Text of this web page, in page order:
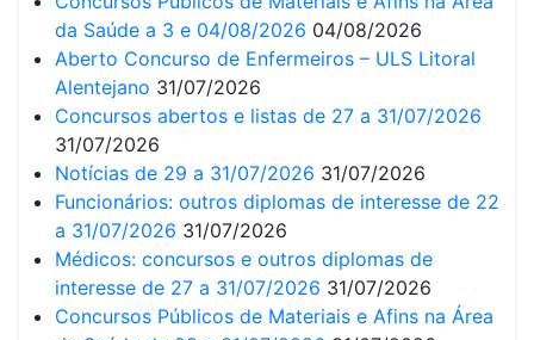
da Saúde a 3 e 04/08/2026 04/08/2026
Aberto Concurso de Enfermeiros – ULS Litoral
Alentejano 31/07/2026
Concursos abertos e listas de 27 a 31/07/2026
31/07/2026
Notícias de 29 a 31/07/2026 31/07/2026
Funcionários: outros diplomas de interesse de 22
a 31/07/2026 31/07/2026
Médicos: concursos e outros diplomas de
interesse de 27 a 31/07/2026 31/07/2026
Concursos Públicos de Materiais e Afins na Área